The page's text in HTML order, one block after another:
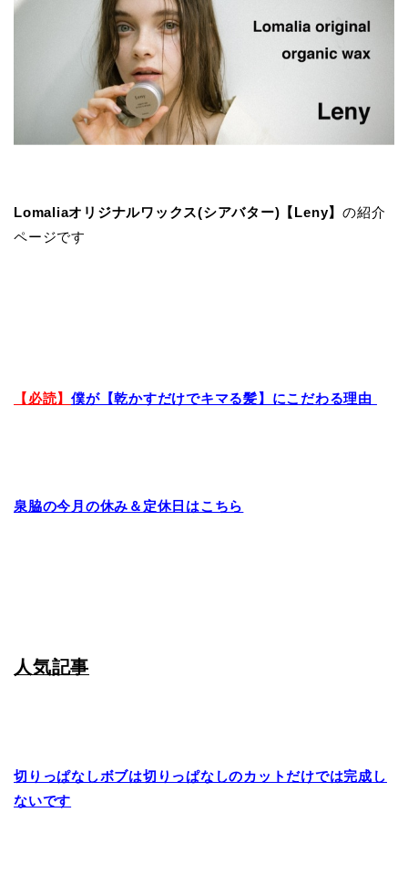
Lomaliaオリジナルワックス(シアバター)【Leny】の紹介
ページです
【必読】僕が【乾かすだけでキマる髪】にこだわる理由
泉脇の今月の休み＆定休日はこちら
人気記事
切りっぱなしボブは切りっぱなしのカットだけでは完成し
ないです